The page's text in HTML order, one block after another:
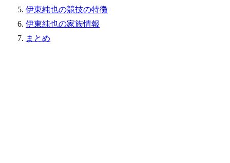
伊東純也の競技の特徴
伊東純也の家族情報
まとめ